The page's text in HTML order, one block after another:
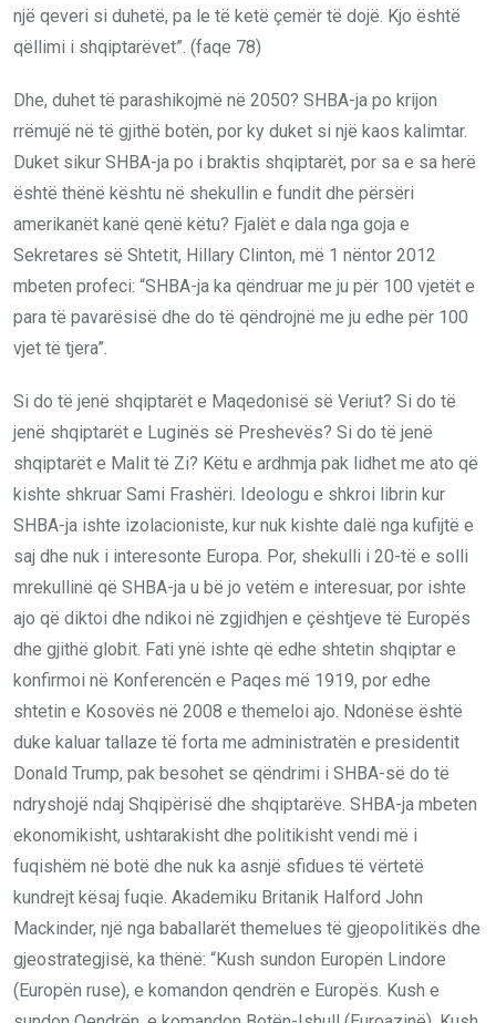
një qeveri si duhetë, pa le të ketë çemër të dojë. Kjo është
qëllimi i shqiptarëvet”. (faqe 78)
Dhe, duhet të parashikojmë në 2050? SHBA-ja po krijon
rrëmujë në të gjithë botën, por ky duket si një kaos kalimtar.
Duket sikur SHBA-ja po i braktis shqiptarët, por sa e sa herë
është thënë kështu në shekullin e fundit dhe përsëri
amerikanët kanë qenë këtu? Fjalët e dala nga goja e
Sekretares së Shtetit, Hillary Clinton, më 1 nëntor 2012
mbeten profeci: “SHBA-ja ka qëndruar me ju për 100 vjetët e
para të pavarësisë dhe do të qëndrojnë me ju edhe për 100
vjet të tjera”.
Si do të jenë shqiptarët e Maqedonisë së Veriut? Si do të
jenë shqiptarët e Luginës së Preshevës? Si do të jenë
shqiptarët e Malit të Zi? Këtu e ardhmja pak lidhet me ato që
kishte shkruar Sami Frashëri. Ideologu e shkroi librin kur
SHBA-ja ishte izolacioniste, kur nuk kishte dalë nga kufijtë e
saj dhe nuk i interesonte Europa. Por, shekulli i 20-të e solli
mrekullinë që SHBA-ja u bë jo vetëm e interesuar, por ishte
ajo që diktoi dhe ndikoi në zgjidhjen e çështjeve të Europës
dhe gjithë globit. Fati ynë ishte që edhe shtetin shqiptar e
konfirmoi në Konferencën e Paqes më 1919, por edhe
shtetin e Kosovës në 2008 e themeloi ajo. Ndonëse është
duke kaluar tallaze të forta me administratën e presidentit
Donald Trump, pak besohet se qëndrimi i SHBA-së do të
ndryshojë ndaj Shqipërisë dhe shqiptarëve. SHBA-ja mbeten
ekonomikisht, ushtarakisht dhe politikisht vendi më i
fuqishëm në botë dhe nuk ka asnjë sfidues të vërtetë
kundrejt kësaj fuqie. Akademiku Britanik Halford John
Mackinder, një nga baballarët themelues të gjeopolitikës dhe
gjeostrategjisë, ka thënë: “Kush sundon Europën Lindore
(Europën ruse), e komandon qendrën e Europës. Kush e